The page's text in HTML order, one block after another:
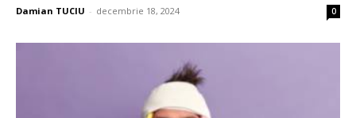
Damian TUCIU - decembrie 18, 2024 0